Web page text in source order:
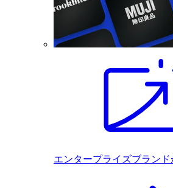
エンタープライズブラン